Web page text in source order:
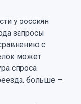
у россиян
запросы
с
может
спроса
больше —